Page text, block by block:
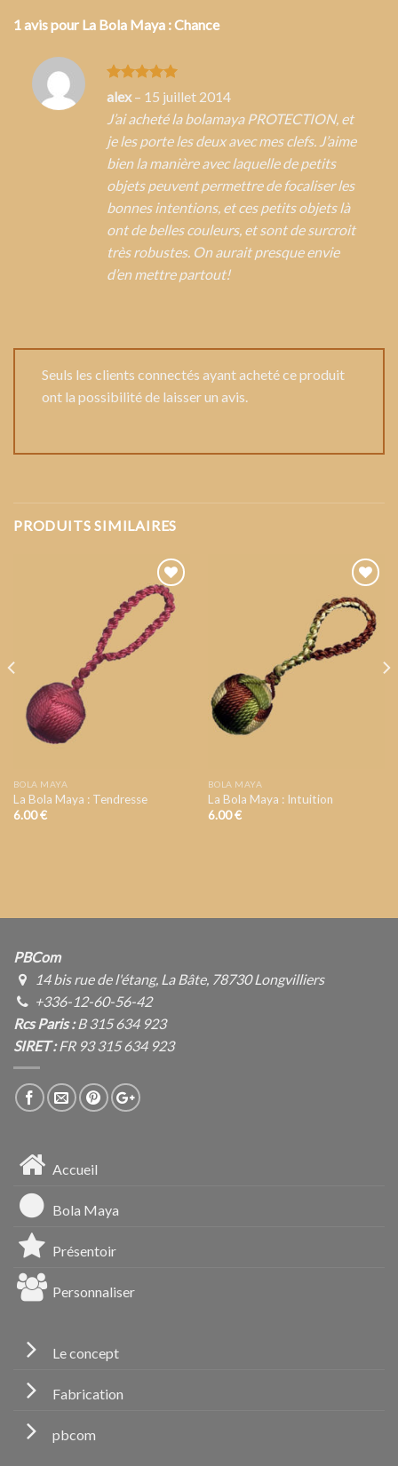
1 avis pour La Bola Maya : Chance
Note 5sur
5
alex– 15 juillet 2014
J’ai acheté la bolamaya PROTECTION, et
je les porte les deux avec mes clefs. J’aime
bien la manière avec laquelle de petits
objets peuvent permettre de focaliser les
bonnes intentions, et ces petits objets là
ont de belles couleurs, et sont de surcroit
très robustes. On aurait presque envie
d’en mettre partout!
Seuls les clients connectés ayant acheté ce produit
ont la possibilité de laisser un avis.
PRODUITS SIMILAIRES
AJOUTER
A VOTRE
BOLA MAYA
La Bola Maya : Tendresse
6.00€
AJOUTER
A VOTRE
LISTE DE
BOLA MAYA
La Bola Maya : Intuition
6.00€
PBCom
14 bis rue de l'étang, La Bâte, 78730 Longvilliers
+336-12-60-56-42
Rcs Paris :B 315 634 923
SIRET :FR 93 315 634 923
Accueil
Bola Maya
Présentoir
Personnaliser
Le concept
Fabrication
pbcom